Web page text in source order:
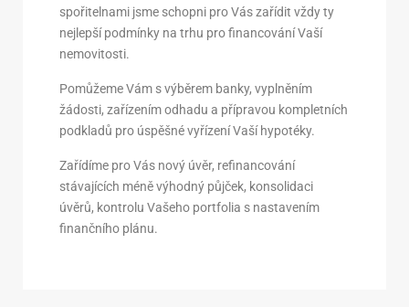
spořitelnami jsme schopni pro Vás zařídit vždy ty
nejlepší podmínky na trhu pro financování Vaší
nemovitosti.
Pomůžeme Vám s výběrem banky, vyplněním
žádosti, zařízením odhadu a přípravou kompletních
podkladů pro úspěšné vyřízení Vaší hypotéky.
Zařídíme pro Vás nový úvěr, refinancování
stávajících méně výhodný půjček, konsolidaci
úvěrů, kontrolu Vašeho portfolia s nastavením
finančního plánu.